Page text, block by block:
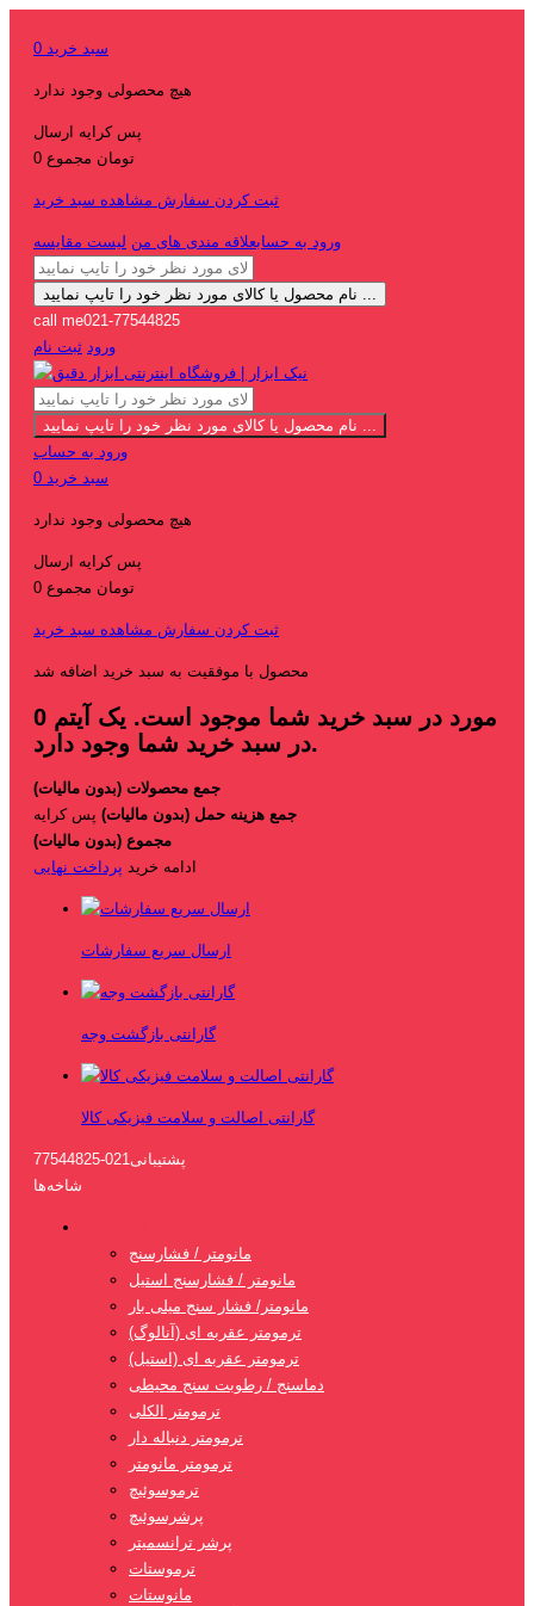
سبد خرید 0
هیچ محصولی وجود ندارد
پس کرایه ارسال
0 تومان مجموع
ثبت کردن سفارش مشاهده سبد خرید
ورود به حسابعلاقه مندی های من لیست مقایسه
نام محصول یا کالای مورد نظر خود را تایپ نمایید ...
call me021-77544825
ورود ثبت نام
نام محصول یا کالای مورد نظر خود را تایپ نمایید ...
ورود به حساب
سبد خرید 0
هیچ محصولی وجود ندارد
پس کرایه ارسال
0 تومان مجموع
ثبت کردن سفارش مشاهده سبد خرید
محصول با موفقیت به سبد خرید اضافه شد
0 مورد در سبد خرید شما موجود است. یک آیتم
در سبد خرید شما وجود دارد.
جمع محصولات (بدون مالیات)
جمع هزینه حمل (بدون مالیات) پس کرایه
مجموع (بدون مالیات)
ادامه خرید پرداخت نهایی
ارسال سریع سفارشات
گارانتی بازگشت وجه
گارانتی اصالت و سلامت فیزیکی کالا
پشتیبانی021-77544825
شاخه‌ها
مانومتر / فشارسنج
مانومتر / فشارسنج استیل
مانومتر/ فشار سنج میلی بار
ترمومتر عقربه ای (آنالوگ)
ترمومتر عقربه ای (استیل)
دماسنج / رطوبت سنج محیطی
ترمومتر الکلی
ترمومتر دنباله دار
ترمومتر مانومتر
ترموسوئیچ
پرشرسوئیچ
پرشر ترانسمیتر
ترموستات
مانوستات